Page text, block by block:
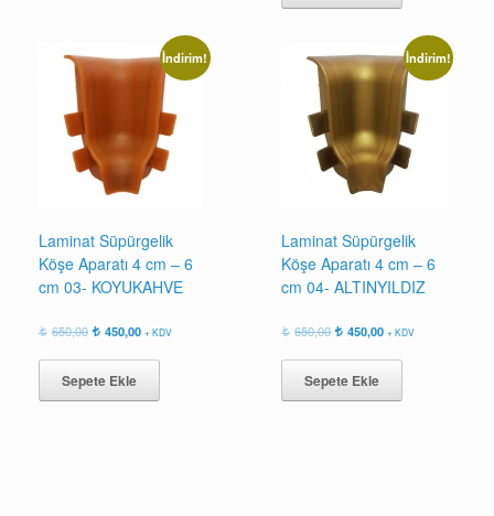
İndirim!
Laminat Süpürgelik
Köşe Aparatı 4 cm – 6
cm 03- KOYUKAHVE
650,00 Orijinal
650,00.
450,00Şu
fiyat:
+ KDV
Sepete Ekle
İndirim!
Laminat Süpürgelik
Köşe Aparatı 4 cm – 6
cm 04- ALTINYILDIZ
650,00 Orijinal
650,00.
450,00Şu
fiyat:
+ KDV
Sepete Ekle